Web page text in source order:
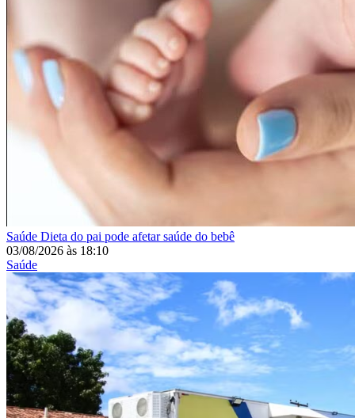
Saúde Dieta do pai pode afetar saúde do bebê
03/08/2026 às 18:10
Saúde